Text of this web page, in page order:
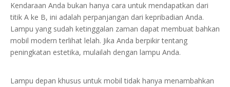
Kendaraan Anda bukan hanya cara untuk mendapatkan dari
titik A ke B, ini adalah perpanjangan dari kepribadian Anda.
Lampu yang sudah ketinggalan zaman dapat membuat bahkan
mobil modern terlihat lelah. Jika Anda berpikir tentang
peningkatan estetika, mulailah dengan lampu Anda.
Lampu depan khusus untuk mobil tidak hanya menambahkan